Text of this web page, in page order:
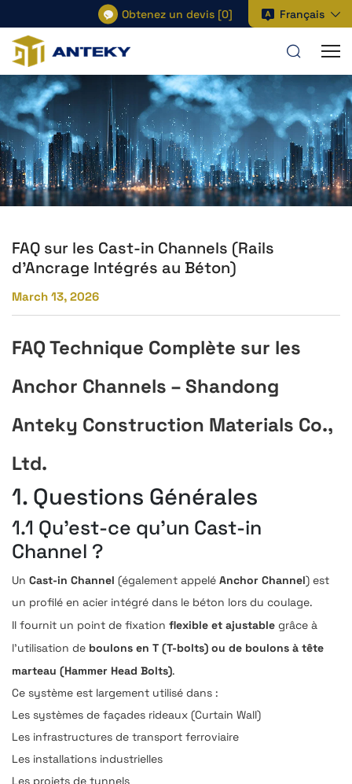
Français
Obtenez un devis [0]
FAQ sur les Cast-in Channels (Rails
d’Ancrage Intégrés au Béton)
March 13, 2026
FAQ Technique Complète sur les
Anchor Channels – Shandong
Anteky Construction Materials Co.,
Ltd.
1. Questions Générales
1.1 Qu’est-ce qu’un Cast-in
Channel ?
Un Cast-in Channel (également appelé Anchor Channel) est
un profilé en acier intégré dans le béton lors du coulage.
Il fournit un point de fixation flexible et ajustable grâce à
l’utilisation de boulons en T (T-bolts) ou de boulons à tête
marteau (Hammer Head Bolts).
Ce système est largement utilisé dans :
Les systèmes de façades rideaux (Curtain Wall)
Les infrastructures de transport ferroviaire
Les installations industrielles
Les projets de tunnels